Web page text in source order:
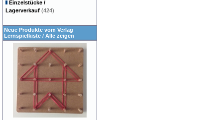
Einzelstücke /
Lagerverkauf (424)
Neue Produkte vom Verlag
Lernspielkiste / Alle zeigen